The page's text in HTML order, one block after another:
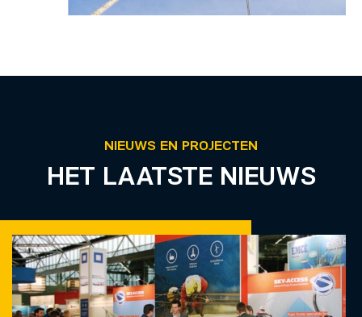
NIEUWS EN PROJECTEN
HET LAATSTE NIEUWS